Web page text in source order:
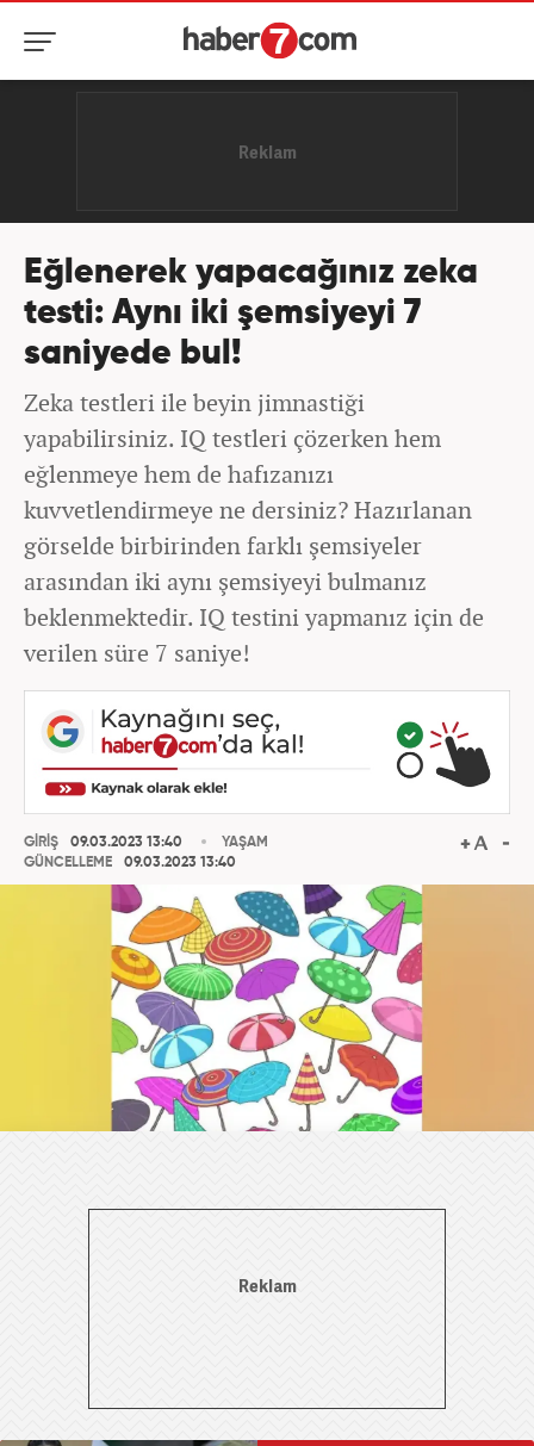
Eğlenerek yapacağınız zeka
testi: Aynı iki şemsiyeyi 7
saniyede bul!
Zeka testleri ile beyin jimnastiği
yapabilirsiniz. IQ testleri çözerken hem
eğlenmeye hem de hafızanızı
kuvvetlendirmeye ne dersiniz? Hazırlanan
görselde birbirinden farklı şemsiyeler
arasından iki aynı şemsiyeyi bulmanız
beklenmektedir. IQ testini yapmanız için de
verilen süre 7 saniye!
GİRİŞ
09.03.2023 13:40
GÜNCELLEME
09.03.2023 13:40
YAŞAM